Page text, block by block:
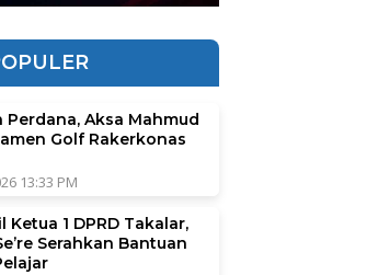
Aksa Mahmud
Golf Rakerkonas
13:33 PM
1 DPRD Takalar,
Serahkan Bantuan